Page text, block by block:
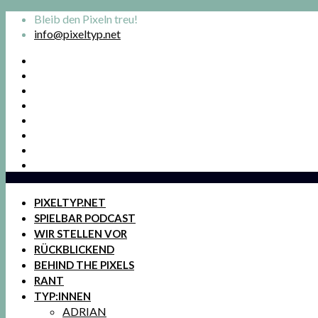
Bleib den Pixeln treu!
info@pixeltyp.net
PIXELTYP.NET
SPIELBAR PODCAST
WIR STELLEN VOR
RÜCKBLICKEND
BEHIND THE PIXELS
RANT
TYP:INNEN
ADRIAN